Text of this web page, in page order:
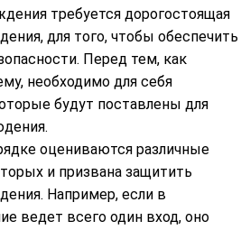
требуется дорогостоящая
для того, чтобы обеспечить
Перед тем, как
необходимо для себя
будут поставлены для
оцениваются различные
и призвана защитить
Например, если в
ведет всего один вход, оно